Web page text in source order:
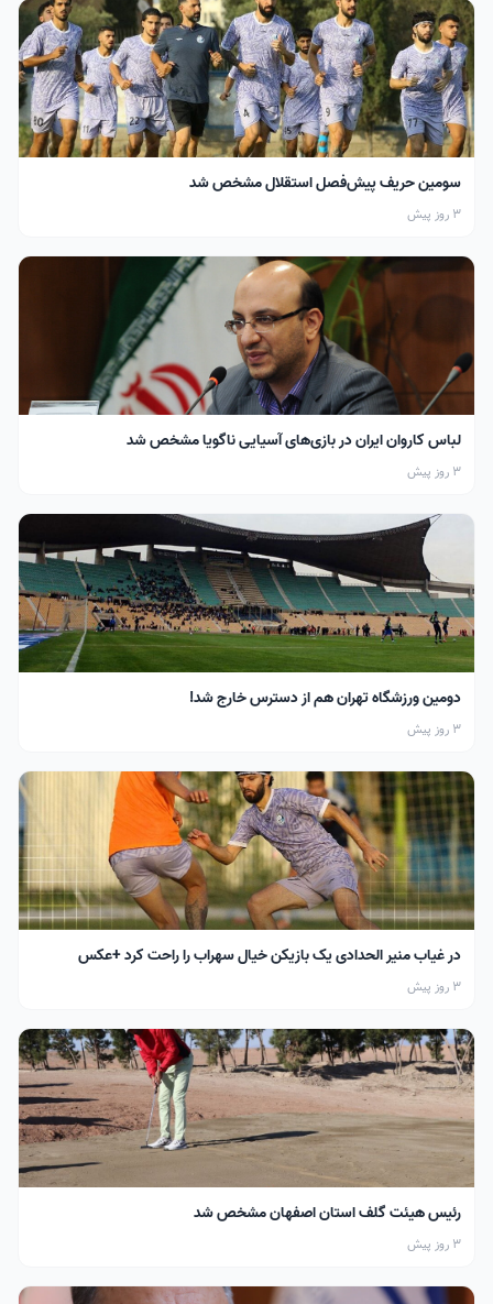
سومین حریف پیش‌فصل استقلال مشخص شد
3 روز پیش
لباس کاروان ایران در بازی‌های آسیایی ناگویا مشخص شد
3 روز پیش
دومین ورزشگاه تهران هم از دسترس خارج شد!
3 روز پیش
در غیاب منیر الحدادی یک بازیکن خیال سهراب را راحت کرد +عکس
3 روز پیش
رئیس هیئت گلف استان اصفهان مشخص شد
3 روز پیش